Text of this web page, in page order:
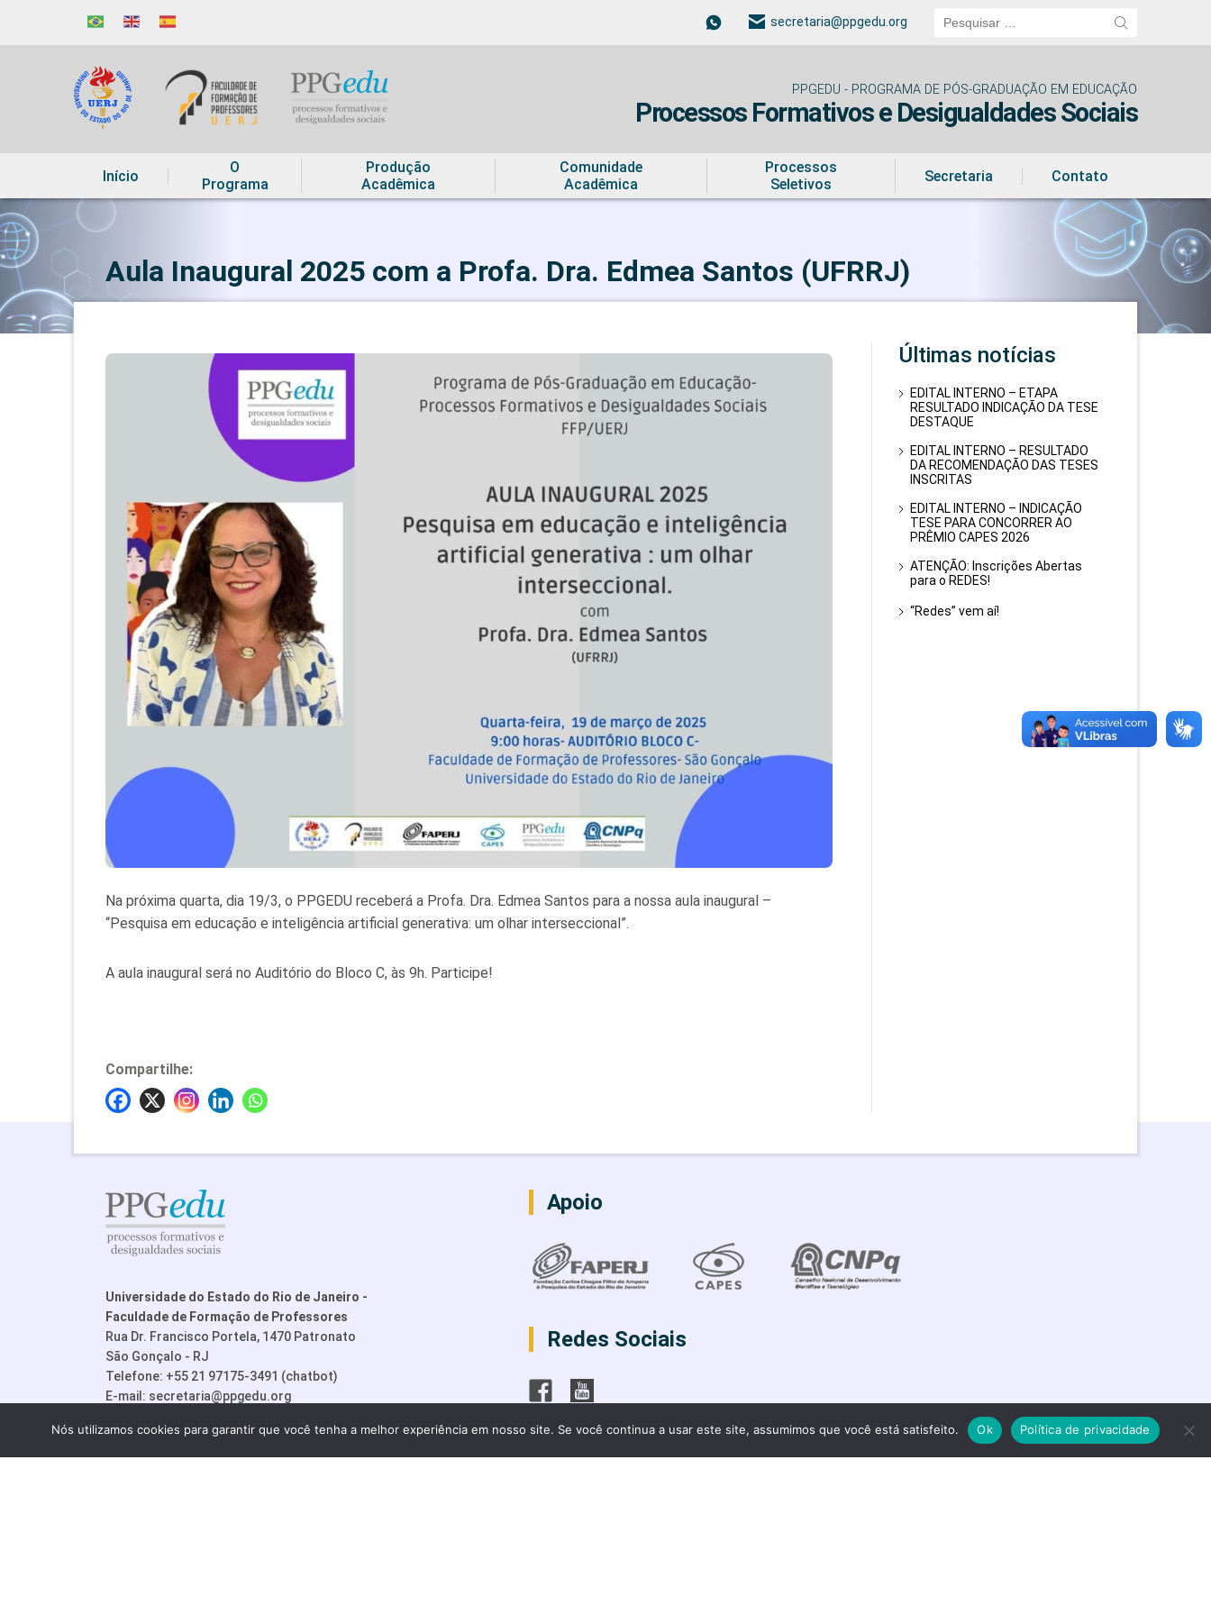
PPGEDU - PROGRAMA DE PÓS-GRADUAÇÃO EM EDUCAÇÃO
Processos Formativos e Desigualdades Sociais
secretaria@ppgedu.org
Pesquisar
por:
Início
O
Programa
Produção
Acadêmica
Comunidade
Acadêmica
Processos
Seletivos
Secretaria Contato
Aula Inaugural 2025 com a Profa. Dra. Edmea Santos (UFRRJ)
Na próxima quarta, dia 19/3, o PPGEDU receberá a Profa. Dra. Edmea Santos para a nossa aula inaugural –
“Pesquisa em educação e inteligência artificial generativa: um olhar interseccional”.
A aula inaugural será no Auditório do Bloco C, às 9h. Participe!
Compartilhe:
Últimas notícias
EDITAL INTERNO – ETAPA
RESULTADO INDICAÇÃO DA TESE
DESTAQUE
EDITAL INTERNO – RESULTADO
DA RECOMENDAÇÃO DAS TESES
INSCRITAS
EDITAL INTERNO – INDICAÇÃO
TESE PARA CONCORRER AO
PRÊMIO CAPES 2026
ATENÇÃO: Inscrições Abertas
para o REDES!
“Redes” vem aí!
Universidade do Estado do Rio de Janeiro -
Faculdade de Formação de Professores
Rua Dr. Francisco Portela, 1470 Patronato
São Gonçalo - RJ
Telefone: +55 21 97175-3491 (chatbot)
E-mail: secretaria@ppgedu.org
Apoio
Redes Sociais
© PPGedu - Processos formativos e desigualdades sociais 2023 - todos os direitos reservados.
Nós utilizamos cookies para garantir que você tenha a melhor experiência em nosso site. Se você continua a usar este site, assumimos que você está satisfeito. Ok Política de privacidade